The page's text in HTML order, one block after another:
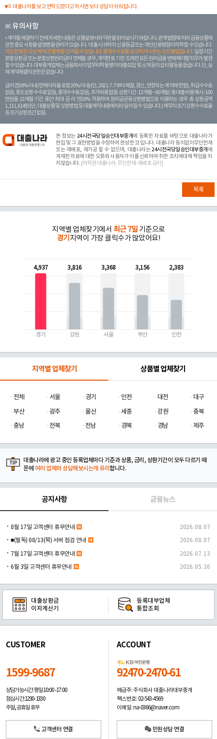
대출나라를 보고 연락드렸다고 하시면 보다 상담이 쉬워집니다.
※ 유의사항
계약을 체결하기 전에 자세한 내용은 상품설명서와 약관을 읽어보시기 바랍니다. 관계 법령에 따라 금융상품에
관한 중요 사항을 설명받을 권리가 있습니다. 대 출 시 귀하의 신용등급 또는 개인신용평점이 하락할 수 있습니다.
과도한 빚은 당신 에게 큰 불행을 안겨줄 수 있습니다. 중개수수료를 요구하거나 받는 것은 불법입니다. 일정 기간
분할상환금 또는 분할상환원리금이 연체될 경우, 계약만료 기한 도래전 모든 원리금을 변제해야할 의무가 발생
할 수 있습니다. 대부중개업체는 금융회사의 업무위탁을 받아 대출모집 및 소개 등의 섭외 활동을 돕습니다. 단, 실
제 계약체결의 권한은 없습니다.
금리 연20% 이내 (연체이자율 포함 20% 이내) (단, 2021. 7. 7부터 체결, 갱신, 연장되는 계 약에 한함), 취급수수료
없음, 중도상환 수수료 없음, 중개수수료 없음, 추가비용 없음. 상환기간 : 12개월 ~ 60개월 / 총 대출 비용 예시 : 100
만원을 12개월 기간 동안 최대 금 리 연20% 적용하여 원리금균등상환방법으로 이용하는 경우 총 상환금액
1,111,614원 (단, 대출상품 및 상환방법 등 대출계약 내용에 따라 달라질 수 있습니다.) 채무의 조기 상환수수료율
등 조기상환조건 없음.
본 정보는 24시전국당일승인대부중개에 등록한 자료를 바탕으로 대출나라가
편집 및 그 표현방법을 수정하여 완성한 것 입니다. 대출나라 동의없이무단전재
또는 재배포, 재가공 할 수 없으며, 대출나라는24시전국당일승인대부중개 에
게재한 자료에 대한 오류와 사용자가 이를 신뢰하여 취한 조치에대해 책임을 지
지않습니다. [저작권 대출나라. 무단전재-재배포 금지]
목록
지역별 업체찾기에서 최근 7일 기준으로
경기 지역이 가장 클릭수가 많았어요!
4,937
경기
3,816
강원
3,368
서울
3,156
부산
2,383
인천
지역별 업체찾기 상품별 업체찾기
전체 서울 경기 인천 대전
대구
부산
광주 울산 세종 강원
충북
충남
전북 전남 경북 경남 제주
대출나라에 광고 중인 등록업체마다 기준과 상품, 금리, 상환기간이 모두 다르기 때
문에 여러 업체와 상담해보시는게 유리합니다.
공지사항 금융뉴스
8월 17일 고객센터 휴무안내 2026. 08. 07
■(필독) 08/13(목) 서버 점검 안내 2026. 08. 07
7월 17일 고객센터 휴무안내 2026. 07. 13
6월 3일 고객센터 휴무안내 2026. 05. 26
대출상환금
이자계산기
등록대부업체
통합조회
CUSTOMER
1599-9687
상담가능시간: 평일10:00 -17:00
점심시간: 12:30 - 13:30
주말, 공휴일 휴무
고객센터 연결
ACCOUNT
92470-2470-61
예금주: 주식회사 대출나라대부중개
팩스번호: 02-543-4569
이메일: na-0366@naver.com
민원상담 연결